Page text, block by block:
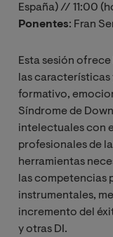
España) // 11:00
Ponentes: Fran
Esta sesión
las características
formativo,
Síndrome de
intelectuales con
profesionales de
herramientas
las competencias
instrumentales,
incremento del
y otras DI.